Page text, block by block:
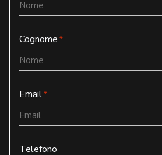
Cognome *
Email*
Telefono